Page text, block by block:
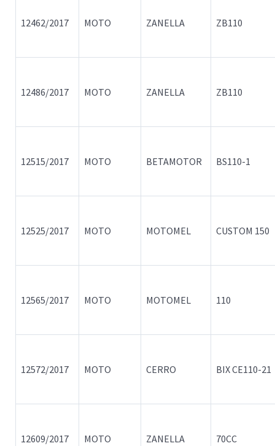
12462/2017 MOTO ZANELLA ZB110
12486/2017 MOTO ZANELLA ZB110
12515/2017 MOTO BETAMOTOR BS110-1
12525/2017 MOTO MOTOMEL CUSTOM 150
12565/2017 MOTO MOTOMEL 110
12572/2017 MOTO CERRO BIX CE110-21
12609/2017 MOTO ZANELLA 70CC